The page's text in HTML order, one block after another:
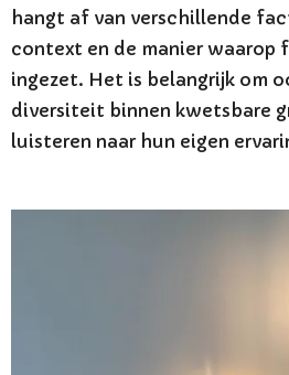
hangt af van verschillende
context en de manier
ingezet. Het is belangrijk om
diversiteit binnen kwetsbare
luisteren naar hun eigen